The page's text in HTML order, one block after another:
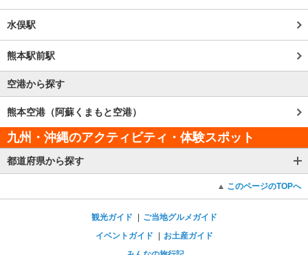
水俣駅
熊本駅前駅
空港から探す
熊本空港（阿蘇くまもと空港）
九州・沖縄のアクティビティ・体験スポット
都道府県から探す
このページのTOPへ
観光ガイド
ご当地グルメガイド
イベントガイド
お土産ガイド